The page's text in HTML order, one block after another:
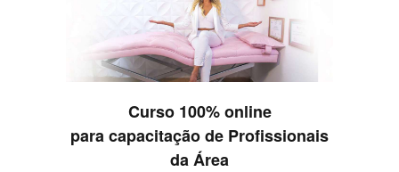
Curso 100% online
para capacitação de Profissionais
da Área